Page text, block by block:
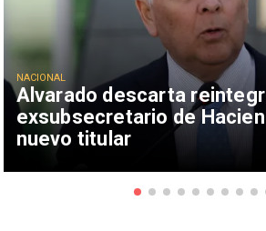
Alvarado descarta
exsubsecretario de
nuevo titular
NACIONAL